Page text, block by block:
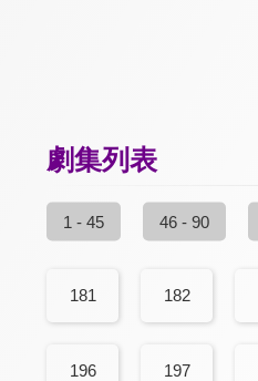
劇集列表
1 - 45 46 - 90
181 182
196 197